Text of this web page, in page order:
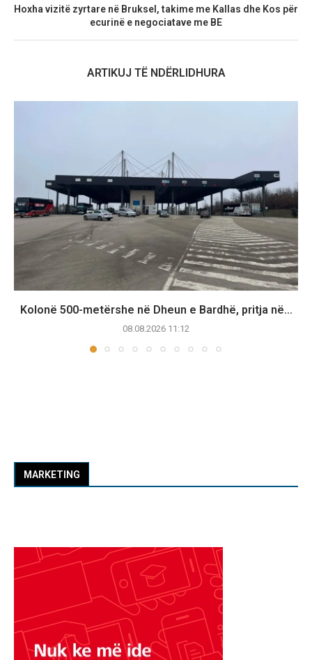
Hoxha vizitë zyrtare në Bruksel, takime me Kallas dhe Kos për
ecurinë e negociatave me BE
ARTIKUJ TË NDËRLIDHURA
Kolonë 500-metërshe në Dheun e Bardhë, pritja në...
08.08.2026 11:12
MARKETING